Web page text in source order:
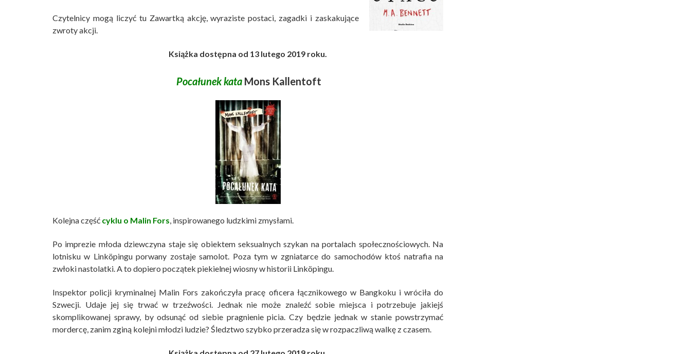
Czytelnicy mogą liczyć tu Zawartką akcję, wyraziste postaci, zagadki i zaskakujące
zwroty akcji.
Książka dostępna od 13 lutego 2019 roku.
Pocałunek kata Mons Kallentoft
Kolejna część cyklu o Malin Fors, inspirowanego ludzkimi zmysłami.
Po imprezie młoda dziewczyna staje się obiektem seksualnych szykan na portalach społecznościowych. Na
lotnisku w Linköpingu porwany zostaje samolot. Poza tym w zgniatarce do samochodów ktoś natrafia na
zwłoki nastolatki. A to dopiero początek piekielnej wiosny w historii Linköpingu.
Inspektor policji kryminalnej Malin Fors zakończyła pracę oficera łącznikowego w Bangkoku i wróciła do
Szwecji. Udaje jej się trwać w trzeźwości. Jednak nie może znaleźć sobie miejsca i potrzebuje jakiejś
skomplikowanej sprawy, by odsunąć od siebie pragnienie picia. Czy będzie jednak w stanie powstrzymać
mordercę, zanim zginą kolejni młodzi ludzie? Śledztwo szybko przeradza się w rozpaczliwą walkę z czasem.